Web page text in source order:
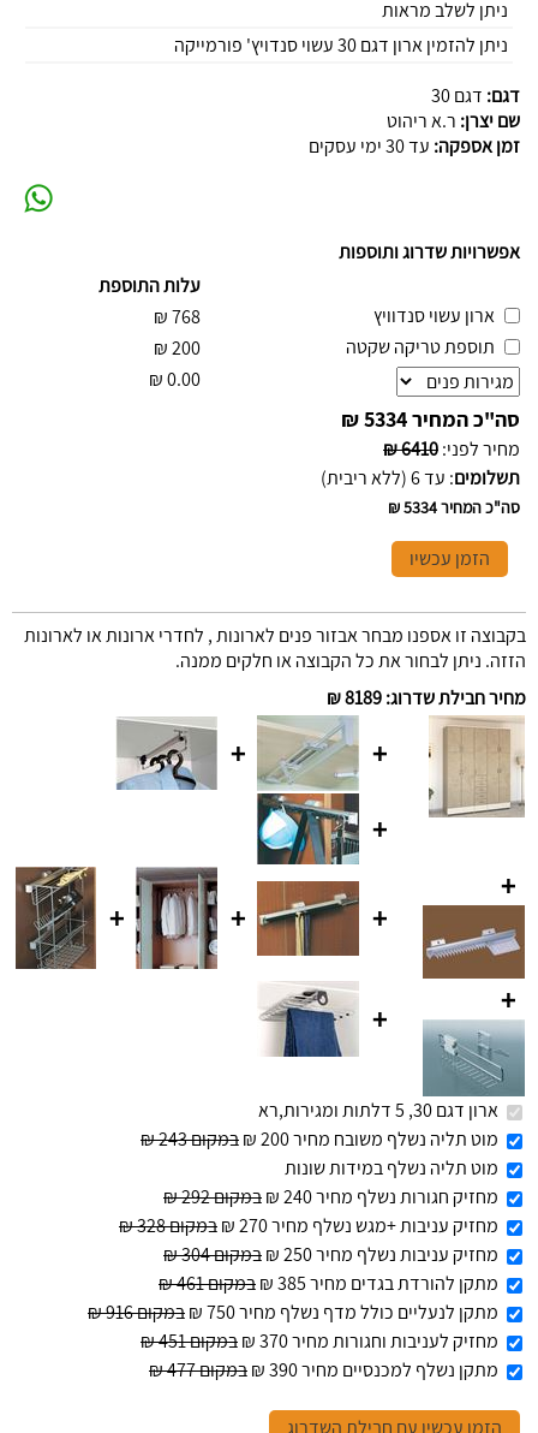
ניתן לשלב מראות
ניתן להזמין ארון דגם 30 עשוי סנדויץ' פורמייקה
דגם: דגם 30
שם יצרן: ר.א ריהוט
זמן אספקה: עד 30 ימי עסקים
אפשרויות שדרוג ותוספות
עלות התוספת
ארון עשוי סנדוויץ
768
₪
תוספת טריקה שקטה
200
₪
0.00
₪
סה"כ המחיר5334 ₪
מחיר לפני:
6410 ₪
תשלומים: עד 6 (ללא ריבית)
סה"כ המחיר5334 ₪
הזמן עכשיו
בקבוצה זו אספנו מבחר אבזור פנים לארונות , לחדרי ארונות או לארונות
הזזה. ניתן לבחור את כל הקבוצה או חלקים ממנה.
מחיר חבילת שדרוג:
8189 ₪
+
+
+
+
+
+
+
+
+
ארון דגם 30, 5 דלתות ומגירות,רא
מוט תליה נשלף משובח מחיר 200 ₪
במקום 243 ₪
מוט תליה נשלף במידות שונות
מחזיק חגורות נשלף מחיר 240 ₪
במקום 292 ₪
מחזיק עניבות +מגש נשלף מחיר 270 ₪
במקום 328 ₪
מחזיק עניבות נשלף מחיר 250 ₪
במקום 304 ₪
מתקן להורדת בגדים מחיר 385 ₪
במקום 461 ₪
מתקן לנעליים כולל מדף נשלף מחיר 750 ₪
במקום 916 ₪
מחזיק לעניבות וחגורות מחיר 370 ₪
במקום 451 ₪
מתקן נשלף למכנסיים מחיר 390 ₪
במקום 477 ₪
הזמן עכשיו עם חבילת השדרוג